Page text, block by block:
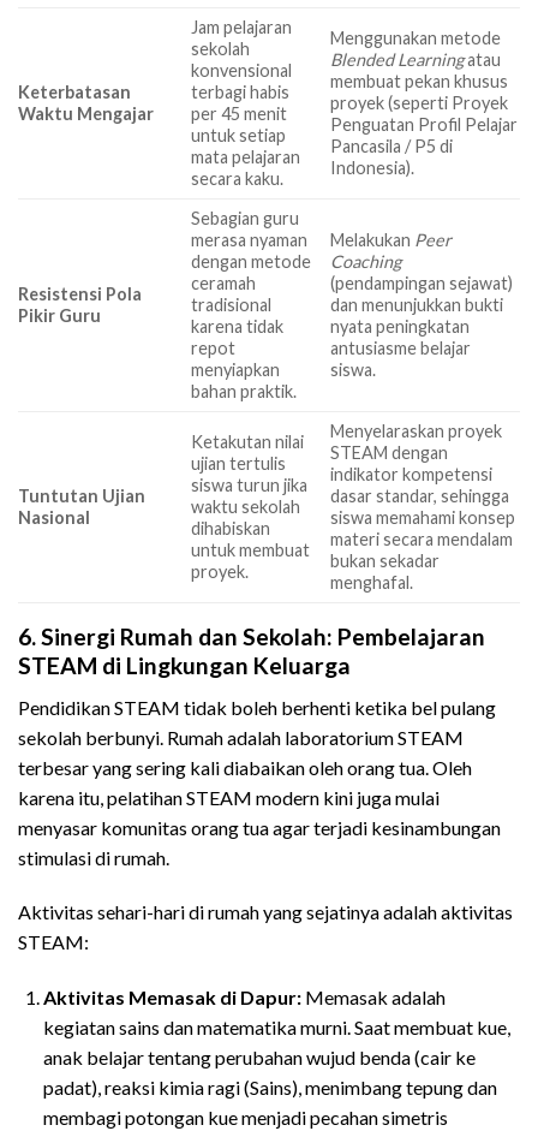
Keterbatasan
Waktu Mengajar
Jam pelajaran
sekolah
konvensional
terbagi habis
per 45 menit
untuk setiap
mata pelajaran
secara kaku.
Menggunakan metode
Blended Learningatau
membuat pekan khusus
proyek (seperti Proyek
Penguatan Profil Pelajar
Pancasila / P5 di
Indonesia).
Resistensi Pola
Pikir Guru
Sebagian guru
merasa nyaman
dengan metode
ceramah
tradisional
karena tidak
repot
menyiapkan
bahan praktik.
Melakukan Peer
Coaching
(pendampingan sejawat)
dan menunjukkan bukti
nyata peningkatan
antusiasme belajar
siswa.
Tuntutan Ujian
Nasional
Ketakutan nilai
ujian tertulis
siswa turun jika
waktu sekolah
dihabiskan
untuk membuat
proyek.
Menyelaraskan proyek
STEAM dengan
indikator kompetensi
dasar standar, sehingga
siswa memahami konsep
materi secara mendalam
bukan sekadar
menghafal.
6. Sinergi Rumah dan Sekolah: Pembelajaran
STEAM di Lingkungan Keluarga
Pendidikan STEAM tidak boleh berhenti ketika bel pulang
sekolah berbunyi. Rumah adalah laboratorium STEAM
terbesar yang sering kali diabaikan oleh orang tua. Oleh
karena itu, pelatihan STEAM modern kini juga mulai
menyasar komunitas orang tua agar terjadi kesinambungan
stimulasi di rumah.
Aktivitas sehari-hari di rumah yang sejatinya adalah aktivitas
STEAM:
Aktivitas Memasak di Dapur:Memasak adalah
kegiatan sains dan matematika murni. Saat membuat kue,
anak belajar tentang perubahan wujud benda (cair ke
padat), reaksi kimia ragi (Sains), menimbang tepung dan
membagi potongan kue menjadi pecahan simetris